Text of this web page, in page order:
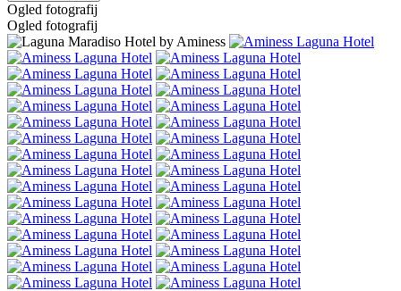
Ogled fotografij
Ogled fotografij